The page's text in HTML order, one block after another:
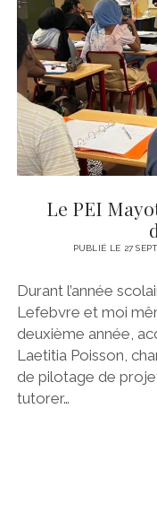
Le PEI
PUBLIÉ LE 27
Durant l’année
Lefebvre et moi
deuxième année,
Laetitia Poisson,
de pilotage de
tutorer…